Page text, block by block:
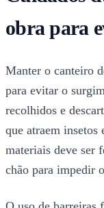
obra para
Manter o canteiro
para evitar o
recolhidos e
que atraem insetos
materiais deve ser
chão para impedir